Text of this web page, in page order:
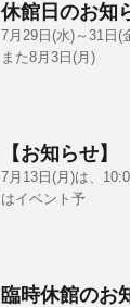
休館日のお知
7月29日(水)～31日(
また8月3日(月)
【お知らせ】
7月13日(月)は、
はイベント予
臨時休館のお